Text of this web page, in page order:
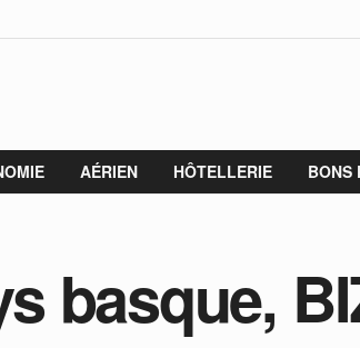
AÉRIEN HÔTELLERIE BONS
basque,